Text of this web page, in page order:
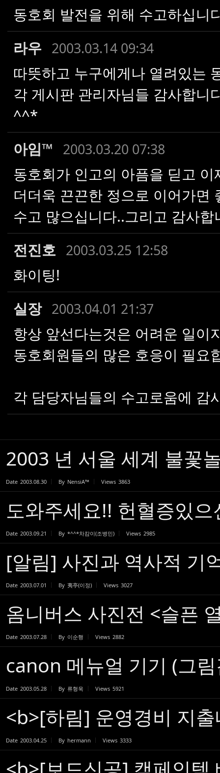
동호회 발전을 위해 수고하십니
라우 2003.03.14 09:34
따뜻하고 누구에게나 열려있는
각 게시판 관리자님들 감사합니
^^*
아임™
2003.03.20 07:38
동호회가 인고의 아픔을 딛고
더더욱 끈끈한 정으로 이어가면
수고 많으십니다..그리고 감사
전진호 2003.03.25 12:58
화이팅!
실장 2003.04.01 21:37
항상 앞선다는것은 어려운 일이
동호회원들의 많은 호응이 필요
각 담당자님들의 수고로움에
2003 년 서울 세계 불꽃
Date 2003.08.30 By NensiA™ Views 3863
도와주세요!! 헌혈증있으
Date 2003.09.21 By *^^*차캄이(조병민) Views 2985
[알림] 사진과 역사적 기
Date 2003.07.01 By 夷亭(이정) Views 3027
옴니버스 사진전 <슬픈
Date 2003.07.28 By 이순행 Views 2882
canon 메뉴얼 기기 (그
Date 2003.05.28 By 류형욱 Views 5921
<b>[하림] 운영경비 지
Date 2003.04.25 By hermann Views 3333